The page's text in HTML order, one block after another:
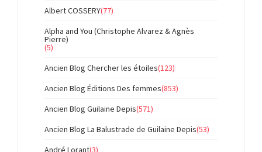
Albert COSSERY(77)
Alpha and You (Christophe Alvarez & Agnès
Pierre)
(5)
Ancien Blog Chercher les étoiles(123)
Ancien Blog Éditions Des femmes(853)
Ancien Blog Guilaine Depis(571)
Ancien Blog La Balustrade de Guilaine Depis(53)
André Lorant(3)